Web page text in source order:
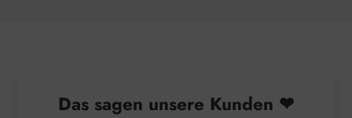
Das sagen unsere Kunden ❤